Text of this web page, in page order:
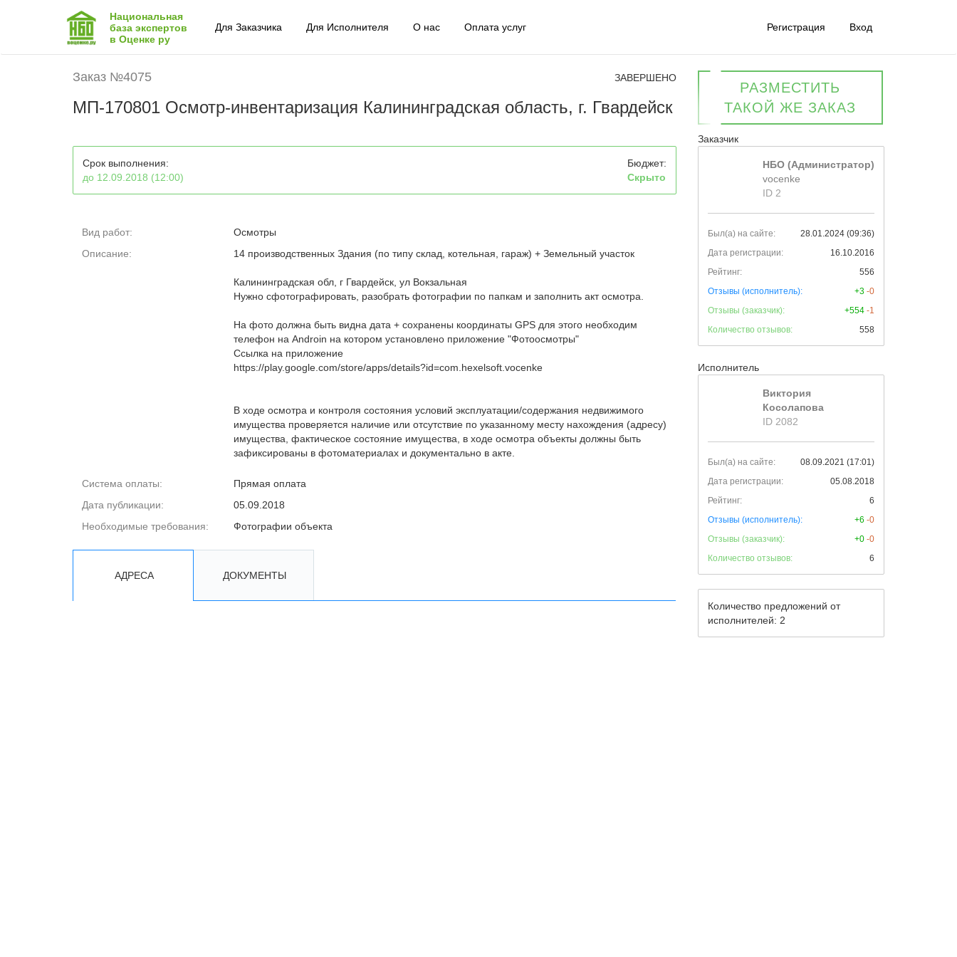
Национальная
база экспертов
в Оценке ру
Для Заказчика Для Исполнителя О нас Оплата услуг Регистрация Вход
Заказ №4075 ЗАВЕРШЕНО
МП-170801 Осмотр-инвентаризация Калининградская область, г. Гвардейск
РАЗМЕСТИТЬ
ТАКОЙ ЖЕ ЗАКАЗ
Срок выполнения:
до 12.09.2018 (12:00)
Бюджет:
Скрыто
Вид работ:
Осмотры
Описание:
14 производственных Здания (по типу склад, котельная, гараж) + Земельный участок
Калининградская обл, г Гвардейск, ул Вокзальная
Нужно сфотографировать, разобрать фотографии по папкам и заполнить акт осмотра.
На фото должна быть видна дата + сохранены координаты GPS для этого необходим
телефон на Androin на котором установлено приложение "Фотоосмотры"
Ссылка на приложение
https://play.google.com/store/apps/details?id=com.hexelsoft.vocenke
В ходе осмотра и контроля состояния условий эксплуатации/содержания недвижимого
имущества проверяется наличие или отсутствие по указанному месту нахождения (адресу)
имущества, фактическое состояние имущества, в ходе осмотра объекты должны быть
зафиксированы в фотоматериалах и документально в акте.
Система оплаты:
Прямая оплата
Дата публикации:
05.09.2018
Необходимые требования:
Фотографии объекта
АДРЕСА ДОКУМЕНТЫ
Заказчик
НБО (Администратор)
vocenke
ID 2
Был(а) на сайте:
28.01.2024 (09:36)
Дата регистрации:
16.10.2016
Рейтинг:
556
Отзывы (исполнитель):
+3 -0
Отзывы (заказчик):
+554 -1
Количество отзывов:
558
Исполнитель
Виктория
Косолапова
ID 2082
Был(а) на сайте:
08.09.2021 (17:01)
Дата регистрации:
05.08.2018
Рейтинг:
6
Отзывы (исполнитель):
+6 -0
Отзывы (заказчик):
+0 -0
Количество отзывов:
6
Количество предложений от
исполнителей: 2